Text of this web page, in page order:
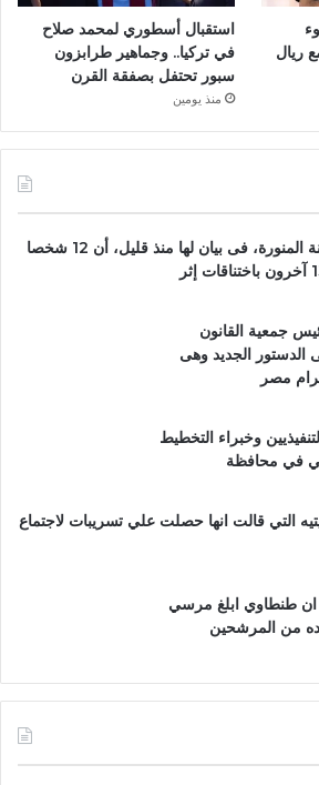
ريال
استقبال أسطوري لمحمد صلاح
في تركيا.. وجماهير طرابزون
سبور تحتفل بصفقة القرن
منذ يومين
أعلنت إمارة منطقة المدينة المنورة، فى بيان لها منذ قليل، أن 12 شخصا
جمعية القانون
الدستور الجديد وهى
وخبراء التخطيط
في محافظة
التي قالت انها حصلت علي تسريبات لاجتماع
ان طنطاوي ابلغ مرسي
من المرشحين